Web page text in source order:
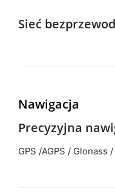
Sieć
Nawigacja
Precyzyjna
GPS /AGPS / Glonass